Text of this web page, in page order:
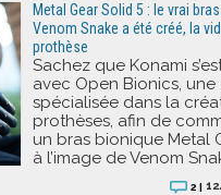
Metal Gear Solid 5 : le vrai
Venom Snake a été créé, la
prothèse
Sachez que Konami
avec Open Bionics, une
spécialisée dans la
prothèses, afin de
un bras bionique Metal
à l’image de Venom
2 |